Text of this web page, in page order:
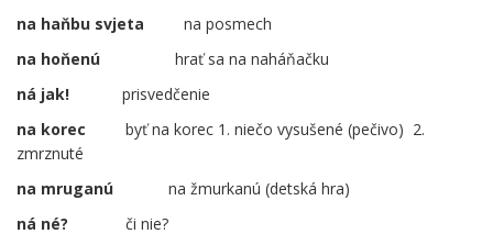
na haňbu svjeta na posmech
na hoňenú hrať sa na naháňačku
ná jak! prisvedčenie
na korec byť na korec 1. niečo vysušené (pečivo) 2.
zmrznuté
na mruganú
na žmurkanú (detská hra)
ná né? či nie?